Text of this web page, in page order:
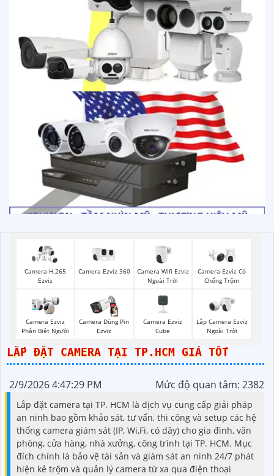
Camera H.265
Ezviz
Camera Ezviz 360
Camera Wifi Ezviz
Ngoài Trời
Camera Ezviz Có
Chống Trộm
Camera Ezviz
Phân Biệt Người
Camera Dùng Pin
Ezviz
Camera Ezviz
Cube
Lắp Camera Ezviz
Ngoài Trời
LẮP ĐẶT CAMERA TẠI TP.HCM GIÁ TỐT
2/9/2026 4:47:29 PM Mức độ quan tâm: 2382
Lắp đặt camera tại TP. HCM là dịch vụ cung cấp giải pháp
an ninh bao gồm khảo sát, tư vấn, thi công và setup các hệ
thống camera giám sát (IP, Wi,Fi, có dây) cho gia đình, văn
phòng, cửa hàng, nhà xưởng, công trình tại TP. HCM. Mục
đích chính là bảo vệ tài sản và giám sát an ninh 24/7 phát
hiện kẻ trộm và quản lý camera từ xa qua điện thoại